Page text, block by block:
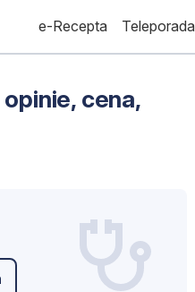
e-Recepta Teleporada
cena,